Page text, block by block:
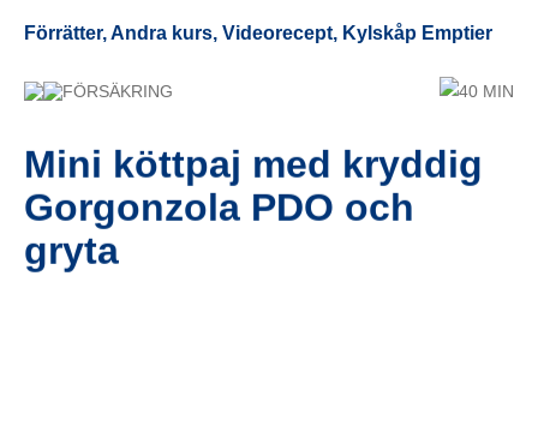
Förrätter, Andra kurs, Videorecept, Kylskåp Emptier
FÖRSÄKRING 40 MIN
Mini köttpaj med kryddig
Gorgonzola PDO och
gryta